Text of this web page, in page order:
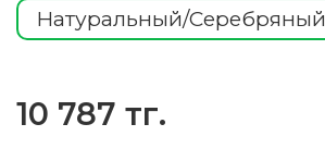
Натуральный/Серебряный
10 787 тг.